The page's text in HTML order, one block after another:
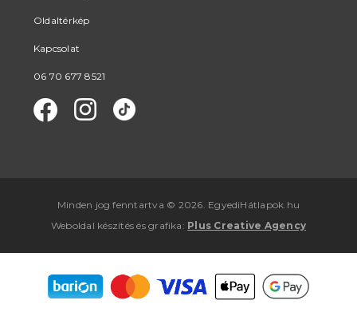
Oldaltérkép
Kapcsolat
06 70 677 8521
Minden jog fenntartva © 2026. EgyediHátlapok.hu
Weboldal készítés ésgrafika : Plus Creative Agency